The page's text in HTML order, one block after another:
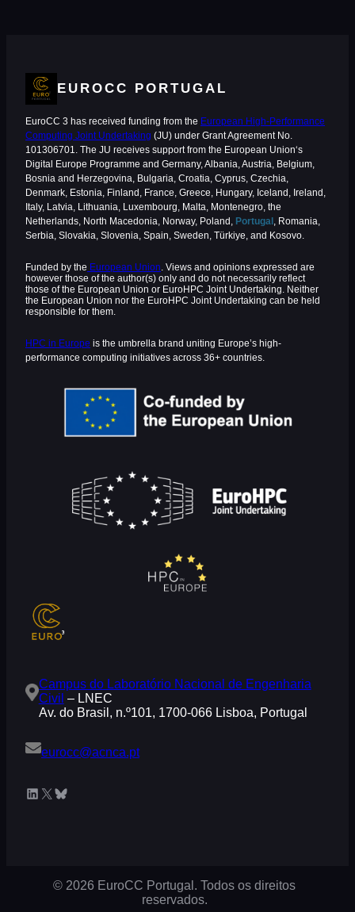
EUROCC PORTUGAL
EuroCC 3 has received funding from the European High-Performance
Computing Joint Undertaking (JU) under Grant Agreement No.
101306701. The JU receives support from the European Union‘s
Digital Europe Programme and Germany, Albania, Austria, Belgium,
Bosnia and Herzegovina, Bulgaria, Croatia, Cyprus, Czechia,
Denmark, Estonia, Finland, France, Greece, Hungary, Iceland, Ireland,
Italy, Latvia, Lithuania, Luxembourg, Malta, Montenegro, the
Netherlands, North Macedonia, Norway, Poland, Portugal , Romania,
Serbia, Slovakia, Slovenia, Spain, Sweden, Türkiye, and Kosovo.
Funded by the European Union. Views and opinions expressed are
however those of the author(s) only and do not necessarily reflect
those of the European Union or EuroHPC Joint Undertaking. Neither
the European Union nor the EuroHPC Joint Undertaking can be held
responsible for them.
HPC in Europe is the umbrella brand uniting Europe’s high-
performance computing initiatives across 36+ countries.
Campus do Laboratório Nacional de Engenharia
Civil – LNEC
Av. do Brasil, n.º101, 1700-066 Lisboa, Portugal
eurocc@acnca.pt
LinkedIn X Bluesky
© 2026 EuroCC Portugal. Todos os direitos
reservados.